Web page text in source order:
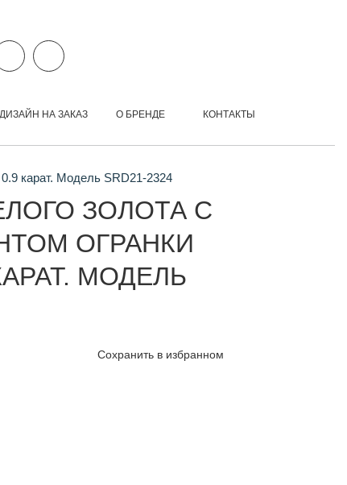
НА ЗАКАЗ О БРЕНДЕ КОНТАКТЫ
карат. Модель SRD21-2324
ЗОЛОТА С
ОГРАНКИ
МОДЕЛЬ
Сохранить в избранном